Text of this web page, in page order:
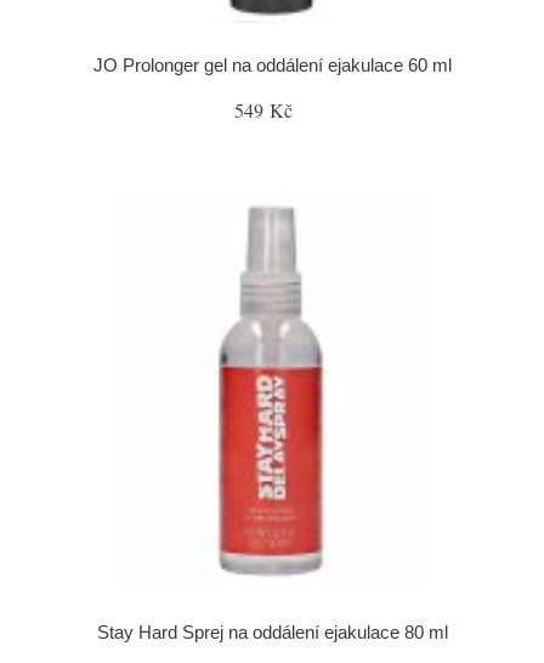
JO Prolonger gel na oddálení ejakulace 60 ml
549 Kč
Stay Hard Sprej na oddálení ejakulace 80 ml